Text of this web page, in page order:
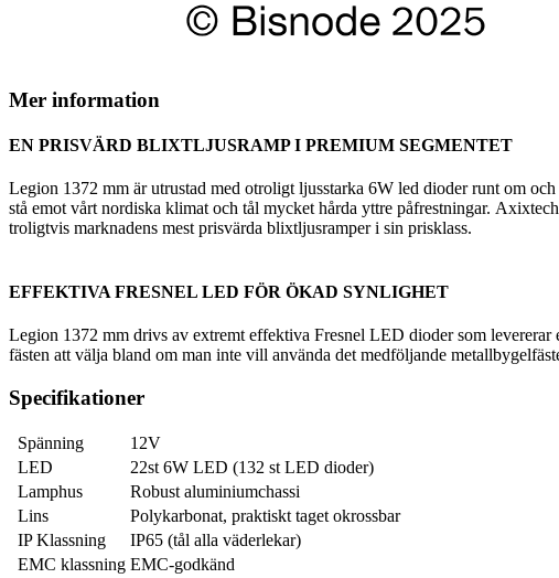
Mer information
EN PRISVÄRD BLIXTLJUSRAMP I PREMIUM SEGMENTET
Legion 1372 mm är utrustad med otroligt ljusstarka 6W led dioder runt om
stå emot vårt nordiska klimat och tål mycket hårda yttre påfrestningar.
troligtvis marknadens mest prisvärda blixtljusramper i sin prisklass.
EFFEKTIVA FRESNEL LED FÖR ÖKAD SYNLIGHET
Legion 1372 mm drivs av extremt effektiva Fresnel LED dioder som
fästen att välja bland om man inte vill använda det medföljande
Specifikationer
Spänning
12V
LED
22st 6W LED (132 st LED dioder)
Lamphus
Robust aluminiumchassi
Lins
Polykarbonat, praktiskt taget okrossbar
IP Klassning
IP65 (tål alla väderlekar)
EMC klassning EMC-godkänd